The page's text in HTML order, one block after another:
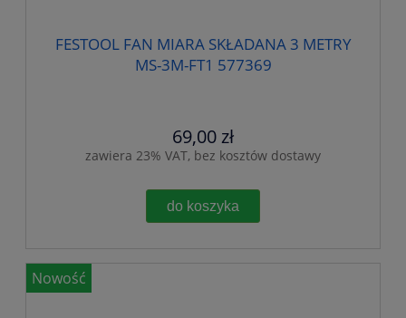
FESTOOL FAN MIARA SKŁADANA 3 METRY
MS-3M-FT1 577369
69,00 zł
zawiera 23% VAT, bez kosztów dostawy
do koszyka
Nowość